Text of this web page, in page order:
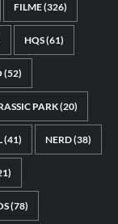
FILME(326)
HQS(61)
(52)
PARK(20)
(41) NERD(38)
(78)